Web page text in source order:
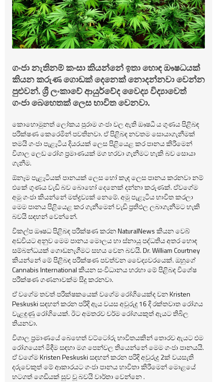
ගංජා නැතිනම් කංසා කියන්නේ ඉතා හොඳ ඖෂධයක්
කියන කරුණ ගොඩක් දෙනෙක් නොදන්නවා වෙන්න
පුළුවන්. ශ්‍රී ලංකාවේ ආයුර්වේද වෛද්‍ය විද්‍යාවෙත්
ගංජා බෙහෙතක් ලෙස භාවිත වෙනවා.
කොහොමුනත් ලෝකය පුරාම ගංජා වල ඇති ඖෂධී ය ගුණය පිළිබඳ
පරීක්ෂණ කෙරෙමින් පවතිනවා. ඒ පිළිබඳ නවතම සොයාගැනීමක්
තමයි ගංජා පැළෑටිය දියරයක් ලෙස පිළියෙළ කර පානය කිරීමෙන්
විශාල ලෙඩ රෝග ප්‍රමාණයක් මග හරවා ගැනීමට හැකි බව සොයා
ගැනීම.
ඕනෑම පැළෑටියක් පානයක් ලෙස හෝ කැඳ ලෙස පානය කරනවා නම්
එකේ ගුණය වැඩි බව බොහෝ දෙනෙක් දන්නා කරුණක්. ඒවගේම
අමු ගංජා කියන්නේ මත්ද්‍රව්‍යක් නෙමේ. අමු පැළෑටිය භාවිත කරලා
මෙම පානය පිළියෙළ කර ගැනීමෙන් වැඩි ප්‍රතිඵල ලබාගැනීමට හැකි
බවයි සඳහන් වෙන්නේ.
විකල්ප ඖෂධ පිළිබඳ පරීක්ෂණ කරන NaturalNews කියන වෙබ්
අඩවියට අනුව මෙම පානය මොලය හා ස්නායු පද්ධතිය අතර හොඳ
සම්බන්ධයක් ගොඩනැගීමට සහය වෙන බවයි. Dr. William Courtney
කියන්නේ මේ පිළිබඳ පරීක්ෂණ පවත්වන වෛද්‍යවරයෙක්. ඔහුගේ
Cannabis International කියන සංවිධානය හරහා මේ පිළිබඳ විශේෂ
පරීක්ෂණ ගණනාවක්ම සිදු කරනවා.
ඒ වගේම තවත් පරීක්ෂකයෙක් වගේම රෝගියෙක්ද වන Kristen
Peskuski සඳහන් කරන පරිදි ඇය වයස අවුරුදු 16 දි රක්තවාත රෝගය
වැළඳුණු රෝගියෙක්. ඊට අමතරව චර්ම රෝගයකුත් ඇයට තිබිල
තියනවා.
විශාල ප්‍රමාණයේ බෙහෙත් වට්ටෝරු භාවිතයකින් තොරව ඇයට එම
රෝගයෙන් මිදීම සඳහා මග පෙන්වල තියෙන්නේ මෙම ගංජා පානයයි.
ඒ වගේම Kristen Peskuski සඳහන් කරන පරිදි අවුරුදු 2ක් වයසැති
දරුවෙකුත් මේ ආකාරයට ගංජා පානය හාවිතා කිරීමෙන් මොළයේ
හටගත් ගෙඩියක් සුව වූ බවයි වාර්තා වෙන්නෙ .
විඩියෝ ගැලරිය